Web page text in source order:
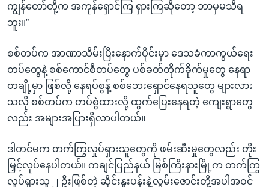
ကျွန်တော်တို့က အကုန်ရှောင်ကြ ရှားကြဆိုတော့ ဘာမှမသိရ
ဘူး။”
စစ်တပ်က အာဏာသိမ်းပြီးနောက်ပိုင်းမှာ ဒေသခံကာကွယ်ရေး
တပ်တွေနဲ့ စစ်ကောင်စီတပ်တွေ ပစ်ခတ်တိုက်ခိုက်မှုတွေ နေရာ
တချို့မှာ ဖြစ်လို့ နေရပ်စွန့် စစ်ဘေးရှောင်နေရသူတွေ များလား
သလို စစ်တပ်က တပ်စွဲထားလို့ ထွက်ပြေးနေရတဲ့ ကျေးရွာတွေ
လည်း အများအပြားရှိလာပါတယ်။
ဒါတင်မက တက်ကြွလှုပ်ရှားသူတွေကို ဖမ်းဆီးမှုတွေလည်း တိုး
မြှင့်လုပ်နေပါတယ်။ ကချင်ပြည်နယ် မြစ်ကြီးနားမြို့က တက်ကြွ
လှုပ်ရှားသူ ၂ ဦးဖြစ်တဲ့ ဆိုင်းနူးပန်းနဲ့လွမ်းဇောင်းတို့အပါအဝင်